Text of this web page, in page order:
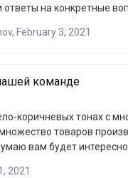
на конкретные
1920х1080,
ли делать так, как
, February 3, 2021
команде
коричневых тонах с
товаров
вам будет интересно
2021